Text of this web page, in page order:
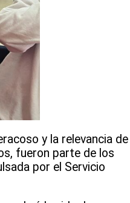
y la relevancia de
fueron parte de los
por el Servicio